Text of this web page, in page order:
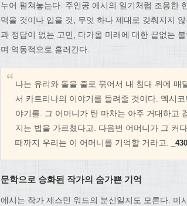
누어 펼쳐놓는다. 주인공 에시의 일기처럼 조용한
먹을 것이나 입을 것, 무엇 하나 제대로 갖춰지지
과 정답이 없는 고민, 다가올 미래에 대한 끝없는
며 역동적으로 흘러간다.
나는 유리와 돌을 줄로 묶어서 내 침대 위에 매
서 카트리나의 이야기를 들려줄 것이다. 멕시
야기를. 그 어머니가 탄 마차는 아주 거대하고
지는 법을 가르쳤다고. 다음번 어머니가 그 커
때까지 우리는 이 어머니를 기억할 거라고.
문학으로 승화된 작가의 숨가쁜 기억
에시는 작가 제스민 워드의 분신일지도 모른다. 미